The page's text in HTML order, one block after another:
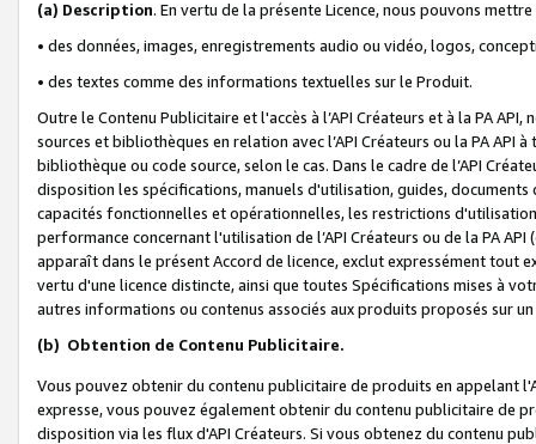
(a) Description. En vertu de la présente Licence, nous pouvons
• des données, images, enregistrements audio ou vidéo, logos,
• des textes comme des informations textuelles sur le Produit.
Outre le Contenu Publicitaire et l'accès à l’API Créateurs et à la PA
sources et bibliothèques en relation avec l’API Créateurs ou la PA
bibliothèque ou code source, selon le cas. Dans le cadre de l’API
disposition les spécifications, manuels d'utilisation, guides,
capacités fonctionnelles et opérationnelles, les restrictions
performance concernant l'utilisation de l’API Créateurs ou de la PA
apparaît dans le présent Accord de licence, exclut expressément tout
vertu d'une licence distincte, ainsi que toutes Spécifications mises à
autres informations ou contenus associés aux produits proposés sur
(b) Obtention de Contenu Publicitaire.
Vous pouvez obtenir du contenu publicitaire de produits en appelant
expresse, vous pouvez également obtenir du contenu publicitaire de
disposition via les flux d'API Créateurs. Si vous obtenez du contenu